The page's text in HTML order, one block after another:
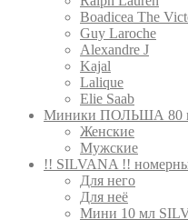
Boadicea The
Guy Laroche
Alexandre J
Kajal
Lalique
Elie Saab
Миники ПОЛЬША
Женские
Мужские
!! SILVANA !!
Для него
Для неё
Мини 10 мл